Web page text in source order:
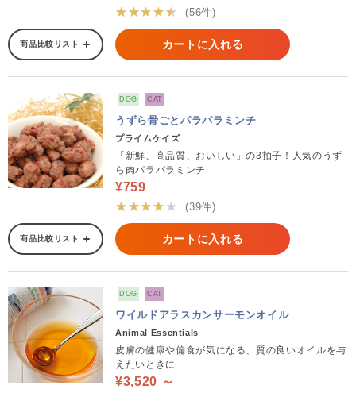
★★★★★
(56件)
商品比較リスト カートに入れる
DOG CAT
うずら骨ごとパラパラミンチ
プライムケイズ
「新鮮、高品質、おいしい」の3拍子！人気のうず
ら肉パラパラミンチ
¥759
★★★★★
(39件)
商品比較リスト カートに入れる
DOG CAT
ワイルドアラスカンサーモンオイル
Animal Essentials
皮膚の健康や偏食が気になる、質の良いオイルを与
えたいときに
¥3,520 ～